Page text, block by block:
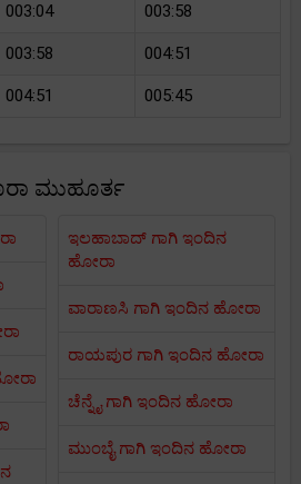
003:04 003:58
003:58 004:51
004:51 005:45
ಮುಹೂರ್ತ
ಇಲಹಾಬಾದ್ ಗಾಗಿ ಇಂದಿನ
ಹೋರಾ
ವಾರಾಣಸಿ ಗಾಗಿ ಇಂದಿನ ಹೋರಾ
ರಾಯಪುರ ಗಾಗಿ ಇಂದಿನ ಹೋರಾ
ಚೆನ್ನೈ ಗಾಗಿ ಇಂದಿನ ಹೋರಾ
ಮುಂಬೈ ಗಾಗಿ ಇಂದಿನ ಹೋರಾ